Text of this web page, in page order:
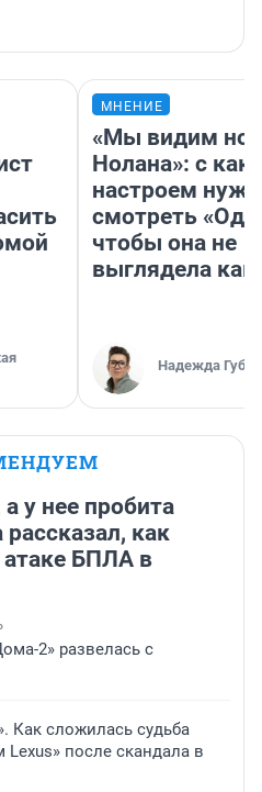
МНЕНИЕ
«Мы видим
Нолана»: с
настроем
смотреть
чтобы она не
выглядела как
Надежда
у нее пробита
как
БПЛА в
2» развелась с
Как сложилась судьба
Lexus» после скандала в